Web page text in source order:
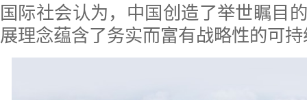
国际社会认为，中国创造了举世瞩目
展理念蕴含了务实而富有战略性的可